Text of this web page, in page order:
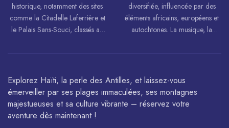
historique, notamment des sites
comme la Citadelle Laferrière et
le Palais Sans-Souci, classés au
l’UNESCO.
diversifiée, influencée par des
éléments africains, européens et
autochtones. La musique, la
sont célébrés à travers le monde.
Explorez Haïti, la perle des Antilles, et laissez-vous
émerveiller par ses plages immaculées, ses montagnes
majestueuses et sa culture vibrante – réservez votre
aventure dès maintenant !